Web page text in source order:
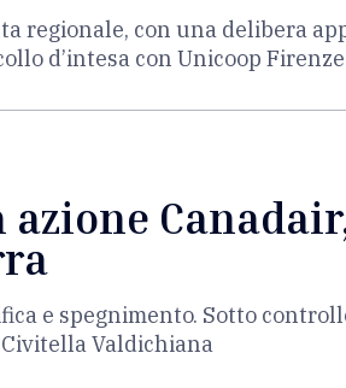
regionale, con una delibera
d’intesa con Unicoop
e spegnimento. Sotto
Valdichiana